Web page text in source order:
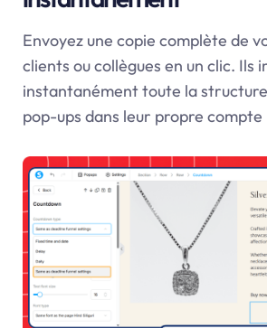
Envoyez une copie complète de
clients ou collègues en un clic. Ils
instantanément toute la
pop-ups dans leur propre compte